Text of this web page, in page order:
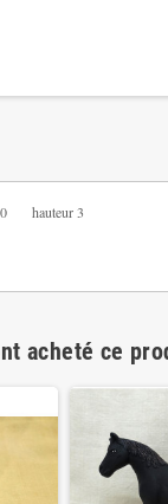
10 hauteur 3
acheté ce